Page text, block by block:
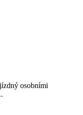
osobními